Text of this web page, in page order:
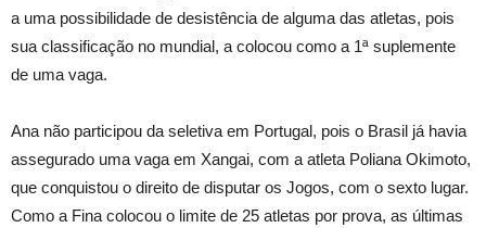
a uma possibilidade de desistência de alguma das atletas, pois
sua classificação no mundial, a colocou como a 1ª suplemente
de uma vaga.
Ana não participou da seletiva em Portugal, pois o Brasil já havia
assegurado uma vaga em Xangai, com a atleta Poliana Okimoto,
que conquistou o direito de disputar os Jogos, com o sexto lugar.
Como a Fina colocou o limite de 25 atletas por prova, as últimas